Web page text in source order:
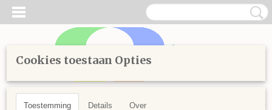
Inloggen Registreren
UW WINKELWAGEN
Cookies toestaan Opties
Toestemming Details Over